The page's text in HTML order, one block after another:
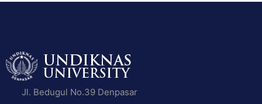
Jl. Bedugul No.39 Denpasar